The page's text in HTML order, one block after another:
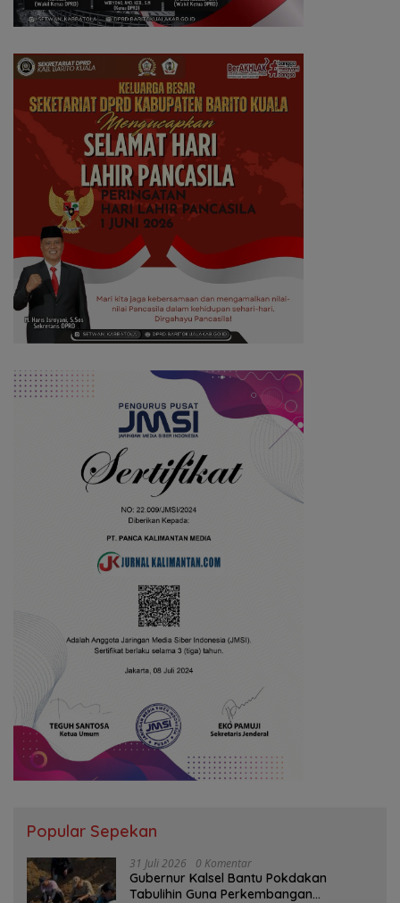
Popular Sepekan
31 Juli 2026 0 Komentar
Gubernur Kalsel Bantu Pokdakan
Tabulihin Guna Perkembangan